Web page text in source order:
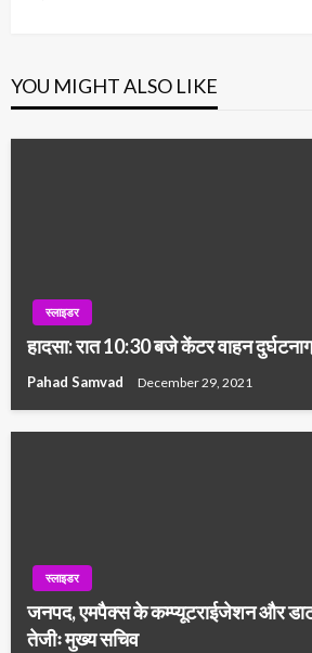
YOU MIGHT ALSO LIKE
स्लाइडर
हादसा: रात 10:30 बजे केंटर वाहन
Pahad Samvad December 29, 2021
स्लाइडर
जनपद, एमपैक्स के कम्प्यूटराईजेशन और
तेजीः मुख्य सचिव